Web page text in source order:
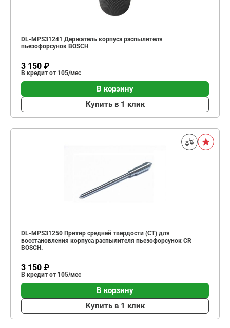
DL-MPS31241 Держатель корпуса распылителя
пьезофорсунок BOSCH
3 150 ₽
В кредит от 105/мес
В корзину
Купить в 1 клик
DL-MPS31250 Притир средней твердости (СТ) для
восстановления корпуса распылителя пьезофорсунок СR
BOSCH.
3 150 ₽
В кредит от 105/мес
В корзину
Купить в 1 клик